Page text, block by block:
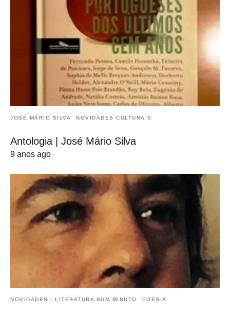
JOSÉ MÁRIO SILVA NOVIDADES CULTURAIS
Antologia | José Mário Silva
9 anos ago
NOVIDADES | LITERATURA NUM MINUTO POESIA